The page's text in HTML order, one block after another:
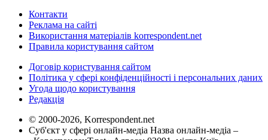
Контакти
Реклама на сайті
Використання матеріалів korrespondent.net
Правила користування сайтом
Договір користування сайтом
Політика у сфері конфіденційності і персональних даних
Угода щодо користування
Редакція
© 2000-2026, Korrespondent.net
Суб'єкт у сфері онлайн-медіа Назва онлайн-медіа –